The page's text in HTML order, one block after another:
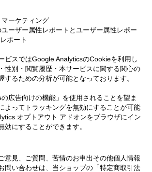
ーケティング
ーザー属性レポートとユーザー属性レポー
ポート
ビスではGoogle AnalyticsのCookieを利用し
性別・閲覧履歴・本サービスに関する関心の
するための分析が可能となっております。
の広告向けの機能」を使用されることを望ま
よってトラッキングを無効にすることが可能
オプトアウト アドオンをブラウザにイン
効にすることができます。
意見、ご質問、苦情のお申出その他個人情報
問い合わせは、当ショップの「特定商取引法